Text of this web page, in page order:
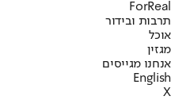
ForReal
תרבות ובידור
אוכל
מגזין
אנחנו מגייסים
English
X